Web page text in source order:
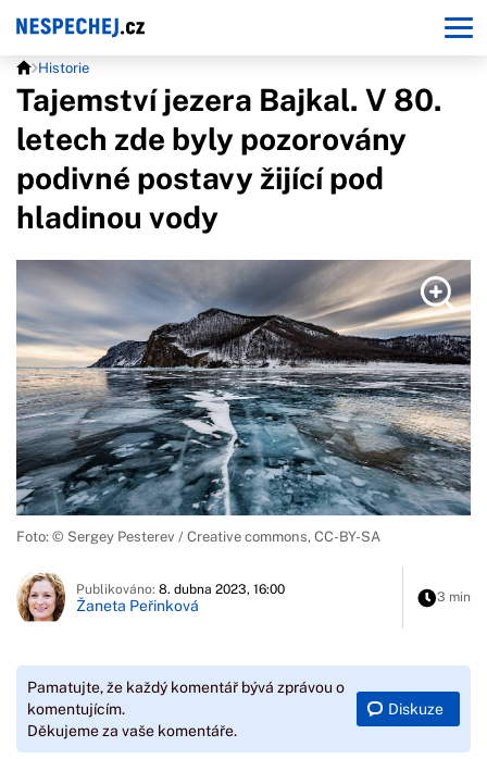
Historie
Tajemství jezera Bajkal. V 80.
letech zde byly pozorovány
podivné postavy žijící pod
hladinou vody
Foto: © Sergey Pesterev / Creative commons, CC-BY-SA
Publikováno: 8. dubna 2023, 16:00
Žaneta Peřinková 3 min
Pamatujte, že každý komentář bývá zprávou o
komentujícím.
Děkujeme za vaše komentáře.
Diskuze